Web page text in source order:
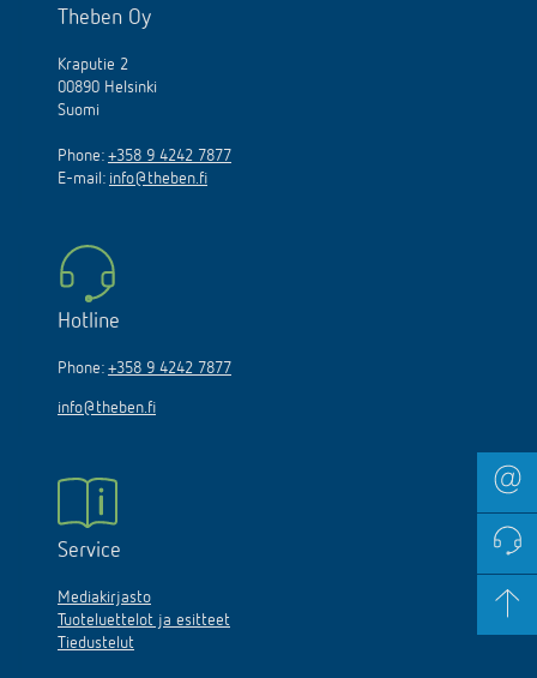
Theben Oy
Kraputie 2
00890 Helsinki
Suomi
Phone: +358 9 4242 7877
E-mail: info@theben.fi
Hotline
Phone: +358 9 4242 7877
info@theben.fi
Service
Mediakirjasto
Tuoteluettelot ja esitteet
Tiedustelut